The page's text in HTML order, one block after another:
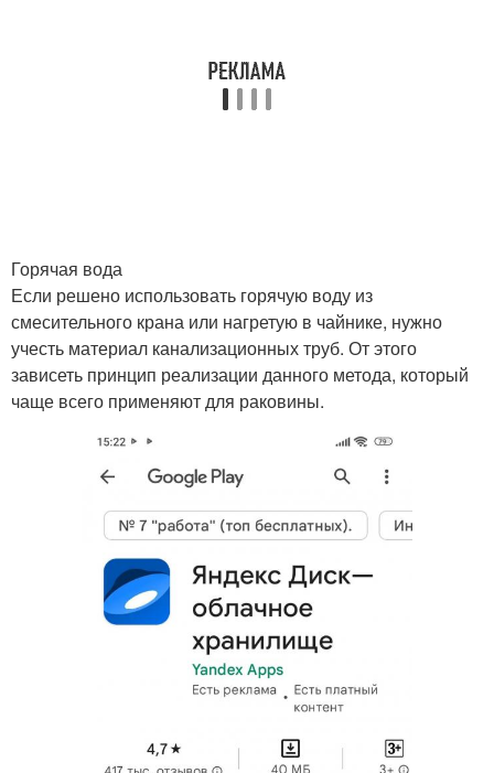
Горячая вода
Если решено использовать горячую воду из
смесительного крана или нагретую в чайнике, нужно
учесть материал канализационных труб. От этого
зависеть принцип реализации данного метода, который
чаще всего применяют для раковины.